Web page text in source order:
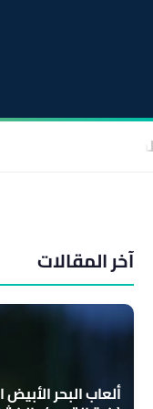
آخر المقالات